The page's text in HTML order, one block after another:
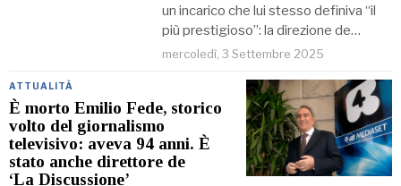
un incarico che lui stesso definiva “il
più prestigioso”: la direzione de…
mercoledì, 3 Settembre 2025
ATTUALITÀ
È morto Emilio Fede, storico
volto del giornalismo
televisivo: aveva 94 anni. È
stato anche direttore de
‘La Discussione’